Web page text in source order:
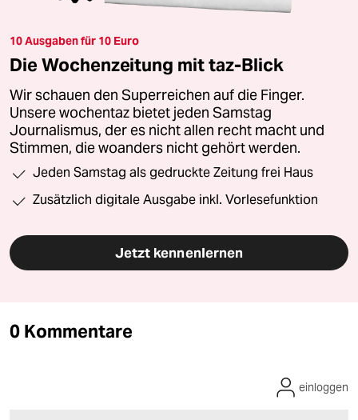
10 Ausgaben für 10 Euro
Die Wochenzeitung mit taz-Blick
Wir schauen den Superreichen auf die Finger.
Unsere wochentaz bietet jeden Samstag
Journalismus, der es nicht allen recht macht und
Stimmen, die woanders nicht gehört werden.
Jeden Samstag als gedruckte Zeitung frei Haus
Zusätzlich digitale Ausgabe inkl. Vorlesefunktion
Jetzt kennenlernen
0 Kommentare
einloggen